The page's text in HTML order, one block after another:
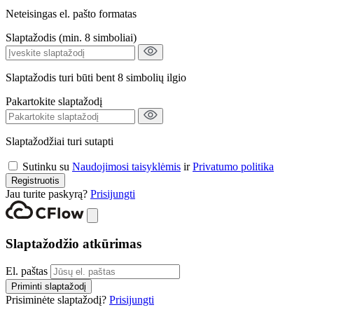
Neteisingas el. pašto formatas
Slaptažodis (min. 8 simboliai)
Slaptažodis turi būti bent 8 simbolių ilgio
Pakartokite slaptažodį
Slaptažodžiai turi sutapti
Sutinku su Naudojimosi taisyklėmis irPrivatumo politika
Registruotis
Jau turite paskyrą? Prisijungti
Slaptažodžio atkūrimas
El. paštas
Priminti slaptažodį
Prisiminėte slaptažodį? Prisijungti